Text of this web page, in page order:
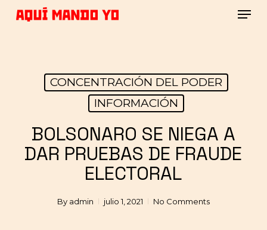
CONCENTRACIÓN DEL PODER
INFORMACIÓN
BOLSONARO SE NIEGA A
DAR PRUEBAS DE FRAUDE
ELECTORAL
By admin julio 1, 2021 No Comments